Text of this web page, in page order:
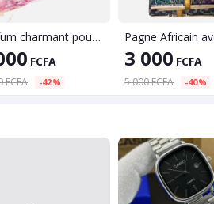
Parfum charmant pour hommes et femmes
FCFA
FCFA -42%
3 000 FCFA
5 000 FCFA -40%